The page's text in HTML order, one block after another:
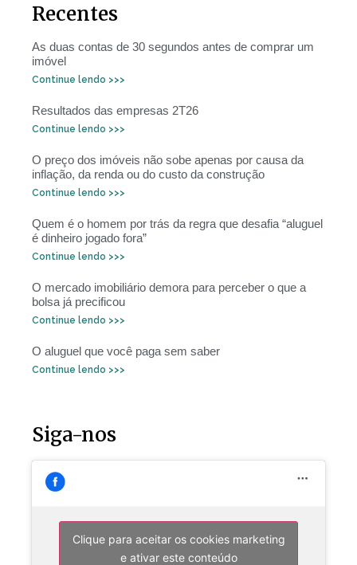
Recentes
As duas contas de 30 segundos antes de comprar um
imóvel
Continue lendo >>>
Resultados das empresas 2T26
Continue lendo >>>
O preço dos imóveis não sobe apenas por causa da
inflação, da renda ou do custo da construção
Continue lendo >>>
Quem é o homem por trás da regra que desafia “aluguel
é dinheiro jogado fora”
Continue lendo >>>
O mercado imobiliário demora para perceber o que a
bolsa já precificou
Continue lendo >>>
O aluguel que você paga sem saber
Continue lendo >>>
Siga-nos
Clique para aceitar os cookies marketing
e ativar este conteúdo